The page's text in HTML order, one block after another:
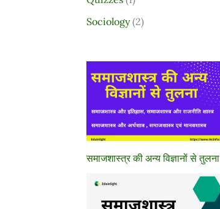
Sociology(2)
समाजशास्त्र की अन्य विज्ञानों से तुलना